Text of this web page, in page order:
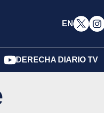
EN
DERECHA DIARIO TV